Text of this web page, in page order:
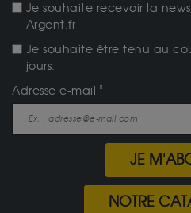
Je souhaite recevoir la
Argent.fr
Je souhaite être tenu au
jours.
Adresse e-mail
JE
NOTRE